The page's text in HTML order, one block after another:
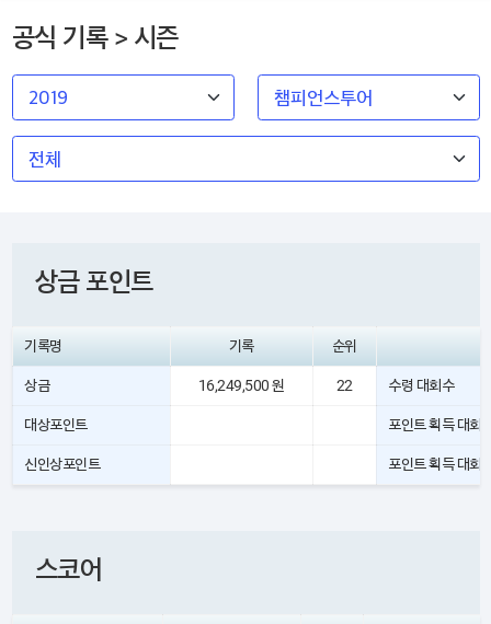
공식 기록 > 시즌
상금 포인트
기록명 기록 순위
상금 16,249,500 원 22 수령 대회수
대상포인트 포인트 획득 대회
신인상포인트 포인트 획득 대회
스코어